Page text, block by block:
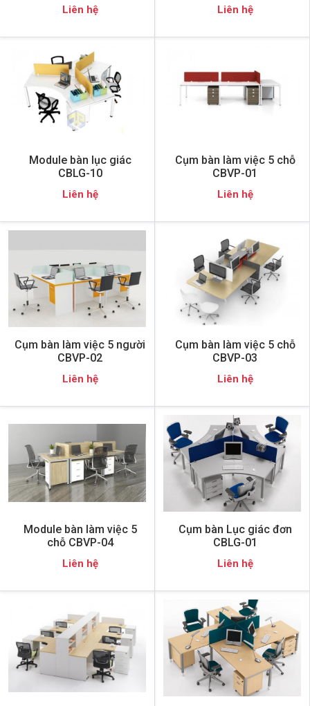
Liên hệ Liên hệ
Module bàn lục giác
CBLG-10
Liên hệ
Cụm bàn làm việc 5 chỗ
CBVP-01
Liên hệ
Cụm bàn làm việc 5 người
CBVP-02
Liên hệ
Cụm bàn làm việc 5 chỗ
CBVP-03
Liên hệ
Module bàn làm việc 5
chỗ CBVP-04
Liên hệ
Cụm bàn Lục giác đơn
CBLG-01
Liên hệ